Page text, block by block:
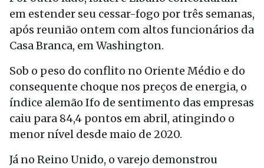
em estender seu cessar-fogo por três semanas,
após reunião ontem com altos funcionários da
Casa Branca, em Washington.
Sob o peso do conflito no Oriente Médio e do
consequente choque nos preços de energia, o
índice alemão Ifo de sentimento das empresas
caiu para 84,4 pontos em abril, atingindo o
menor nível desde maio de 2020.
Já no Reino Unido, o varejo demonstrou